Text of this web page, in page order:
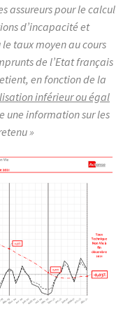
assureurs pour le calcul
d’incapacité et
le taux moyen au cours
de l’Etat français
en fonction de la
inférieur ou égal
une information sur les
»